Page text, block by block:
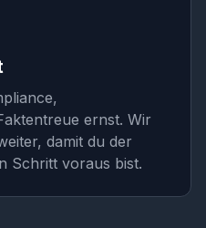
ernst. Wir
damit du der
Schritt voraus bist.